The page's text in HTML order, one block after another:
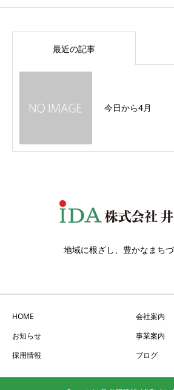
最近の記事
今日から4月
地域に根ざし、豊かなまちづ
HOME
会社案内
お知らせ
事業案内
採用情報
ブログ